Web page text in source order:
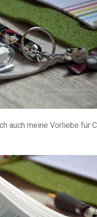
auch meine Vorliebe für